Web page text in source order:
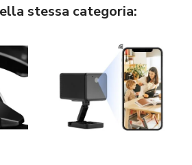
stessa categoria: